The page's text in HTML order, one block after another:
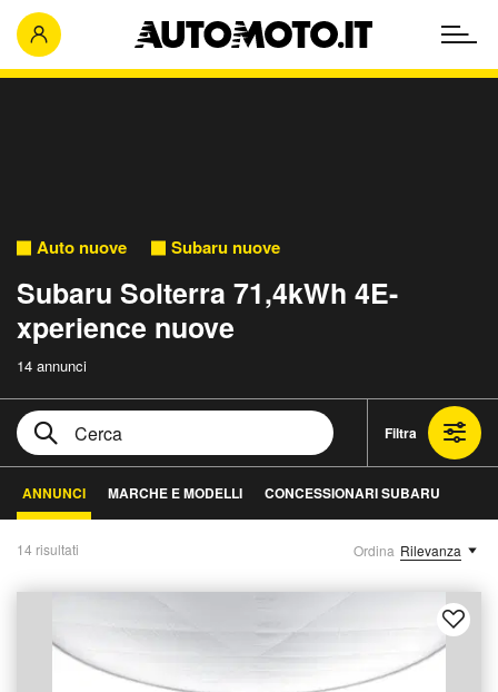
Auto nuove Subaru nuove
Subaru Solterra 71,4kWh 4E-
xperience nuove
14 annunci
Filtra
ANNUNCI MARCHE E MODELLI CONCESSIONARI SUBARU
14 risultati Ordina Rilevanza